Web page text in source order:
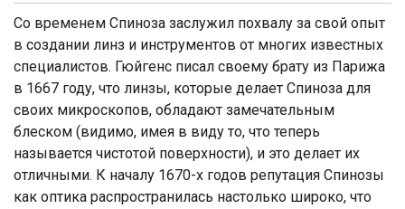
Со временем Спиноза заслужил похвалу за свой опыт
в создании линз и инструментов от многих известных
специалистов. Гюйгенс писал своему брату из Парижа
в 1667 году, что линзы, которые делает Спиноза для
своих микроскопов, обладают замечательным
блеском (видимо, имея в виду то, что теперь
называется чистотой поверхности), и это делает их
отличными. К началу 1670-х годов репутация Спинозы
как оптика распространилась настолько широко, что